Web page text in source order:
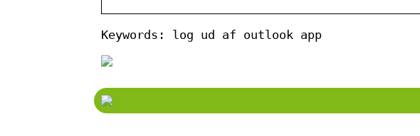
Keywords: log ud af outlook app